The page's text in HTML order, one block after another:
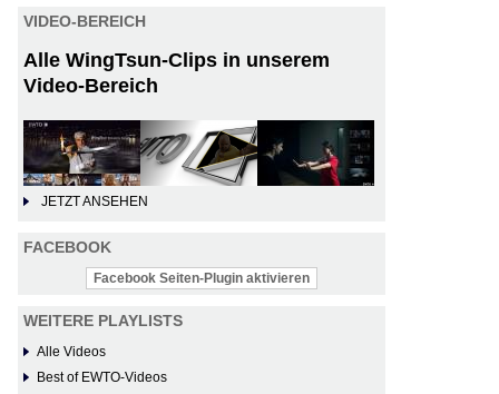
VIDEO-BEREICH
Alle WingTsun-Clips in unserem
Video-Bereich
JETZT ANSEHEN
FACEBOOK
Facebook Seiten-Plugin aktivieren
WEITERE PLAYLISTS
Alle Videos
Best of EWTO-Videos